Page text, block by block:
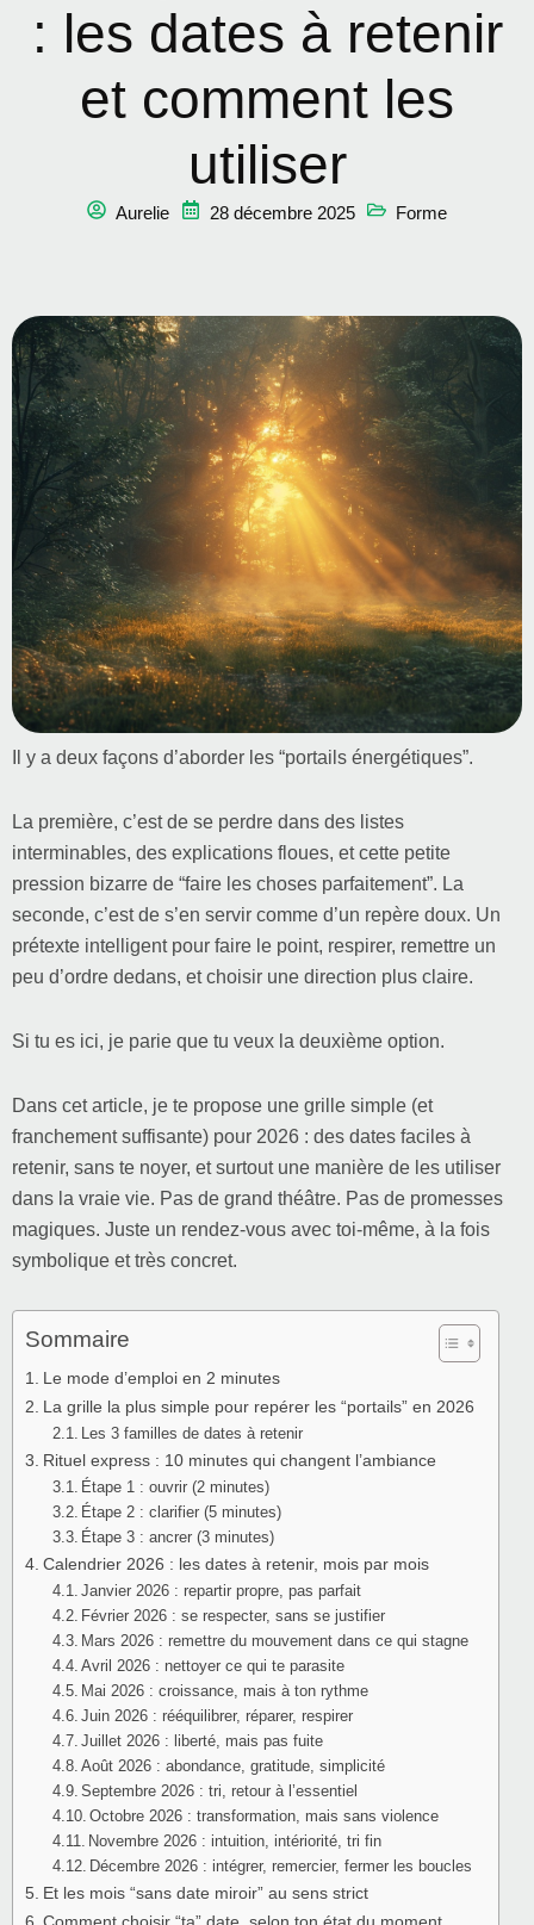
: les dates à retenir
et comment les
utiliser
Aurelie 28 décembre 2025 Forme
Il y a deux façons d’aborder les “portails énergétiques”.
La première, c’est de se perdre dans des listes
interminables, des explications floues, et cette petite
pression bizarre de “faire les choses parfaitement”. La
seconde, c’est de s’en servir comme d’un repère doux. Un
prétexte intelligent pour faire le point, respirer, remettre un
peu d’ordre dedans, et choisir une direction plus claire.
Si tu es ici, je parie que tu veux la deuxième option.
Dans cet article, je te propose une grille simple (et
franchement suffisante) pour 2026 : des dates faciles à
retenir, sans te noyer, et surtout une manière de les utiliser
dans la vraie vie. Pas de grand théâtre. Pas de promesses
magiques. Juste un rendez-vous avec toi-même, à la fois
symbolique et très concret.
Sommaire
Le mode d’emploi en 2 minutes
La grille la plus simple pour repérer les “portails” en 2026
Les 3 familles de dates à retenir
Rituel express : 10 minutes qui changent l’ambiance
Étape 1 : ouvrir (2 minutes)
Étape 2 : clarifier (5 minutes)
Étape 3 : ancrer (3 minutes)
Calendrier 2026 : les dates à retenir, mois par mois
Janvier 2026 : repartir propre, pas parfait
Février 2026 : se respecter, sans se justifier
Mars 2026 : remettre du mouvement dans ce qui stagne
Avril 2026 : nettoyer ce qui te parasite
Mai 2026 : croissance, mais à ton rythme
Juin 2026 : rééquilibrer, réparer, respirer
Juillet 2026 : liberté, mais pas fuite
Août 2026 : abondance, gratitude, simplicité
Septembre 2026 : tri, retour à l’essentiel
Octobre 2026 : transformation, mais sans violence
Novembre 2026 : intuition, intériorité, tri fin
Décembre 2026 : intégrer, remercier, fermer les boucles
Et les mois “sans date miroir” au sens strict